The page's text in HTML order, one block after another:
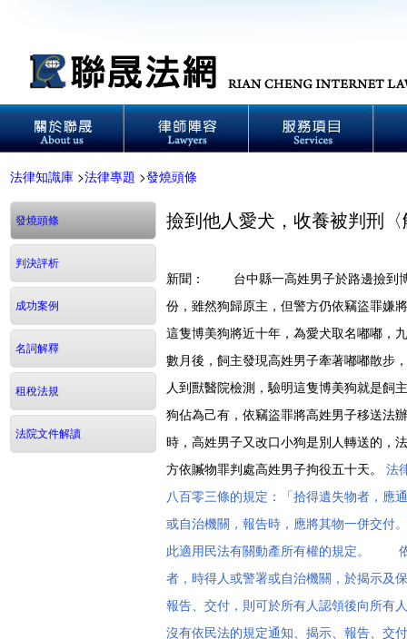
法律知識庫 >法律專題 >發燒頭條
發燒頭條
判決評析
成功案例
名詞解釋
租稅法規
法院文件解讀
撿到他人愛犬，收養被判刑
新聞： 台中縣一高姓男子於路邊撿到博
份，雖然狗歸原主，但警方仍依竊盜罪
這隻博美狗將近十年，為愛犬取名嘟嘟，
數月後，飼主發現高姓男子牽著嘟嘟散步
人到獸醫院檢測，驗明這隻博美狗就是
狗佔為己有，依竊盜罪將高姓男子移送法
時，高姓男子又改口小狗是別人轉送的，
方依贓物罪判處高姓男子拘役五十天。 法
八百零三條的規定：「拾得遺失物者，應
或自治機關，報告時，應將其物一併交付
此適用民法有關動產所有權的規定。 依
者，時得人或警署或自治機關，於揭示及
報告、交付，則可於所有人認領後向所
沒有依民法的規定通知、揭示、報告、交